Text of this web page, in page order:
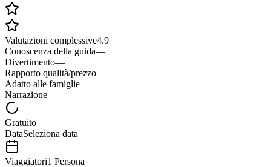
Valutazioni complessive4.9
Conoscenza della guida—
Divertimento—
Rapporto qualità/prezzo—
Adatto alle famiglie—
Narrazione—
Gratuito
DataSeleziona data
Viaggiatori1 Persona